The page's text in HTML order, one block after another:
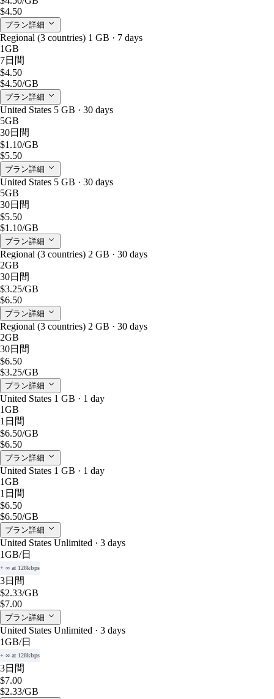
$4.50
プラン詳細
Regional (3 countries) 1 GB · 7 days
1GB
7日間
$4.50
$4.50/GB
プラン詳細
United States 5 GB · 30 days
5GB
30日間
$1.10/GB
$5.50
プラン詳細
United States 5 GB · 30 days
5GB
30日間
$5.50
$1.10/GB
プラン詳細
Regional (3 countries) 2 GB · 30 days
2GB
30日間
$3.25/GB
$6.50
プラン詳細
Regional (3 countries) 2 GB · 30 days
2GB
30日間
$6.50
$3.25/GB
プラン詳細
United States 1 GB · 1 day
1GB
1日間
$6.50/GB
$6.50
プラン詳細
United States 1 GB · 1 day
1GB
1日間
$6.50
$6.50/GB
プラン詳細
United States Unlimited · 3 days
1GB/日
+ ∞ at 128kbps
3日間
$2.33/GB
$7.00
プラン詳細
United States Unlimited · 3 days
1GB/日
+ ∞ at 128kbps
3日間
$7.00
$2.33/GB